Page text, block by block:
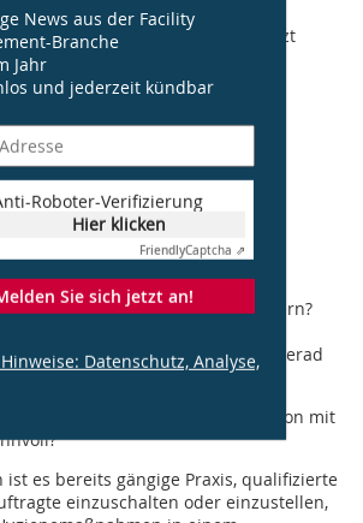
sind an welchen
und können dauerhaft eingesetzt
dauerhaft zu beschädigen?
antivirale Beschich­tungen
reduzieren
sind welche Kontaktflächen
aufgrund der möglichen
Betrieb zu nehmen?
Wartung Lüftungsanlage zu ändern?
Anteil Umluft
Wärmerad öfter tauschen, Wärmerad
etc.)
Arbeitsplätzen eine Desinfektion mit
ist es bereits gängige Praxis, qualifizierte
einzuschalten oder ein­zustellen,
News aus der Facility
Branche
Jahr
und jederzeit kündbar
Roboter-Verifizierung
Hier klicken
FriendlyCaptcha ⇗
Sie sich jetzt an!
Datenschutz, Analyse,